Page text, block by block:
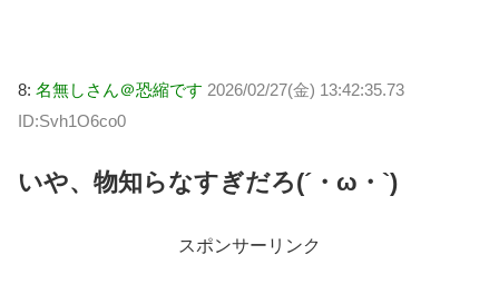
8: 名無しさん＠恐縮です 2026/02/27(金) 13:42:35.73
ID:Svh1O6co0
いや、物知らなすぎだろ(´・ω・`)
スポンサーリンク